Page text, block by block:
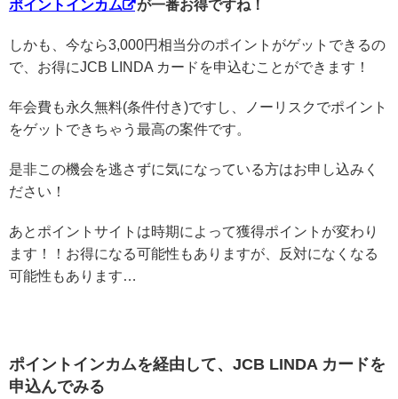
ポイントインカム が一番お得ですね！
しかも、今なら3,000円相当分のポイントがゲットできるの
で、お得にJCB LINDA カードを申込むことができます！
年会費も永久無料(条件付き)ですし、ノーリスクでポイント
をゲットできちゃう最高の案件です。
是非この機会を逃さずに気になっている方はお申し込みく
ださい！
あとポイントサイトは時期によって獲得ポイントが変わり
ます！！お得になる可能性もありますが、反対になくなる
可能性もあります…
ポイントインカムを経由して、JCB LINDA カードを
申込んでみる